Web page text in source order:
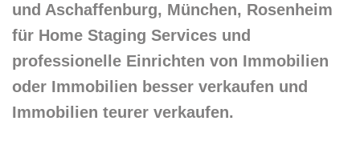
und Aschaffenburg, München, Rosenheim
für Home Staging Services und
professionelle Einrichten von Immobilien
oder Immobilien besser verkaufen und
Immobilien teurer verkaufen.